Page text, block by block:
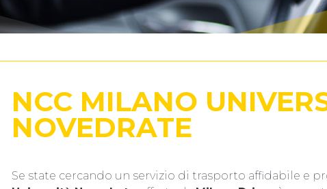
NCC MILANO
NOVEDRATE
Se state cercando un servizio di trasporto affidabile e